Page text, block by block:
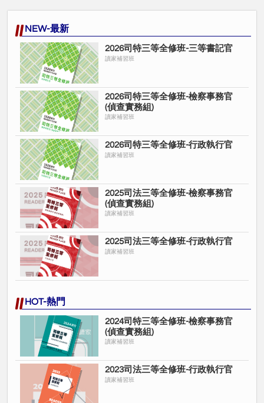
NEW-最新
2026司特三等全修班-三等書記官
讀家補習班
2026司特三等全修班-檢察事務官
(偵查實務組)
讀家補習班
2026司特三等全修班-行政執行官
讀家補習班
2025司法三等全修班-檢察事務官
(偵查實務組)
讀家補習班
2025司法三等全修班-行政執行官
讀家補習班
HOT-熱門
2024司特三等全修班-檢察事務官
(偵查實務組)
讀家補習班
2023司法三等全修班-行政執行官
讀家補習班